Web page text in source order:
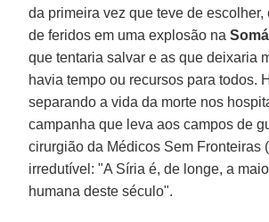
da primeira vez que teve de escolher,
de feridos em uma explosão na
que tentaria salvar e as que deixaria
havia tempo ou recursos para todos.
separando a vida da morte nos
campanha que leva aos campos de
cirurgião da Médicos Sem Fronteiras
irredutível: "A Síria é, de longe, a
humana deste século".